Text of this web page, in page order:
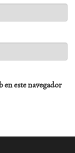
este navegador